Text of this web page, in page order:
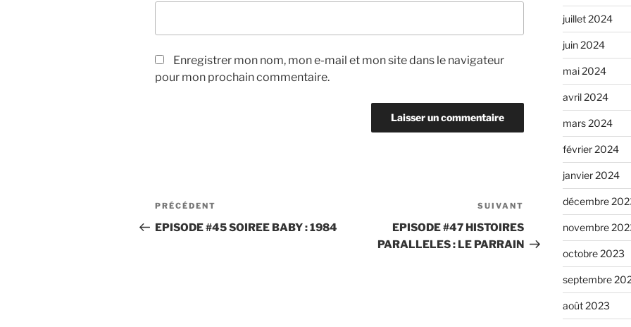
Enregistrer mon nom, mon e-mail et mon site dans le navigateur
pour mon prochain commentaire.
Navigation
de
Article
précédent
PRÉCÉDENT
EPISODE #45 SOIREE BABY : 1984
suivant
SUIVANT
EPISODE #47 HISTOIRES
PARALLELES : LE PARRAIN
juillet 2024
juin 2024
mai 2024
avril 2024
mars 2024
février 2024
janvier 2024
décembre
novembre
octobre 2023
septembre
août 2023